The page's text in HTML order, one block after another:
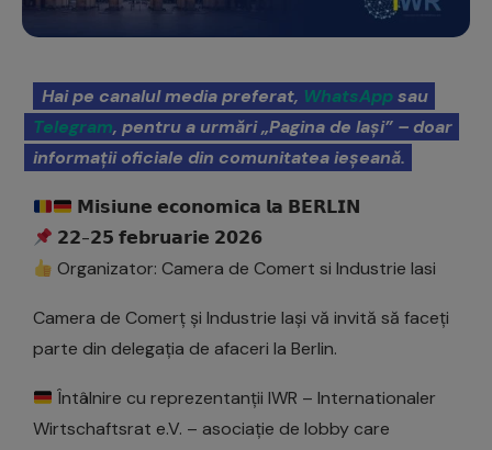
Hai pe canalul media preferat, WhatsAppsau
Telegram, pentru a urmări „Pagina de Iași” – doar
informații oficiale din comunitatea ieșeană.
𝗠𝗶𝘀𝗶𝘂𝗻𝗲 𝗲𝗰𝗼𝗻𝗼𝗺𝗶𝗰𝗮 𝗹𝗮 𝗕𝗘𝗥𝗟𝗜𝗡
𝟮𝟮-𝟮𝟱 𝗳𝗲𝗯𝗿𝘂𝗮𝗿𝗶𝗲 𝟮𝟬𝟮𝟲
Organizator: Camera de Comert si Industrie Iasi
Camera de Comerț și Industrie Iași vă invită să faceți
parte din delegația de afaceri la Berlin.
Întâlnire cu reprezentanții IWR – Internationaler
Wirtschaftsrat e.V. – asociație de lobby care